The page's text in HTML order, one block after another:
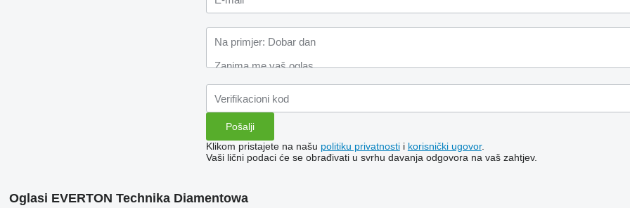
Klikom pristajete na našu politiku privatnostii korisnički ugovor.
Vaši lični podaci će se obrađivati ​​u svrhu davanja odgovora na vaš zahtjev.
Oglasi EVERTON Technika Diamentowa